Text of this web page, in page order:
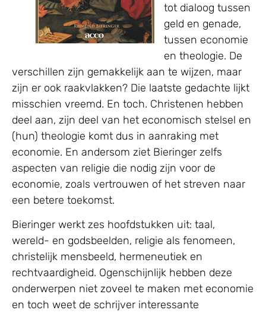
tot dialoog tussen
geld en genade,
tussen economie
en theologie. De
verschillen zijn gemakkelijk aan te wijzen, maar
zijn er ook raakvlakken? Die laatste gedachte lijkt
misschien vreemd. En toch. Christenen hebben
deel aan, zijn deel van het economisch stelsel en
(hun) theologie komt dus in aanraking met
economie. En andersom ziet Bieringer zelfs
aspecten van religie die nodig zijn voor de
economie, zoals vertrouwen of het streven naar
een betere toekomst.
Bieringer werkt zes hoofdstukken uit: taal,
wereld- en godsbeelden, religie als fenomeen,
christelijk mensbeeld, hermeneutiek en
rechtvaardigheid. Ogenschijnlijk hebben deze
onderwerpen niet zoveel te maken met economie
en toch weet de schrijver interessante